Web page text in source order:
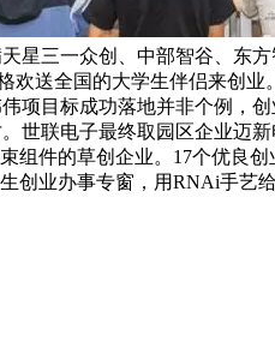
星三一众创、中部智谷、东
送全国的大学生伴侣来创
目标成功落地并非个例，
联电子最终取园区企业迈
组件的草创企业。17个优良
创业办事专窗，用RNAi手艺